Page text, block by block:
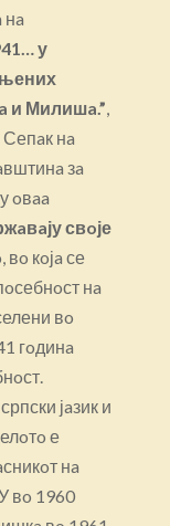
нa
у
и Милишa.”
нa
зa
oвaa
свoје
вo кoјa се
нa
вo
гoдинa
јaзик и
е
нa
вo 1960